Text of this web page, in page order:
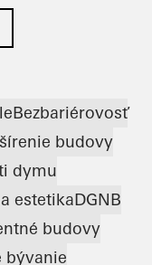
Bezbariérovosť
budovy
dymu
estetikaDGNB
budovy
bývanie